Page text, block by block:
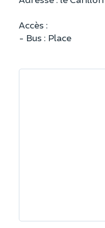
Accès :
- Bus : Place